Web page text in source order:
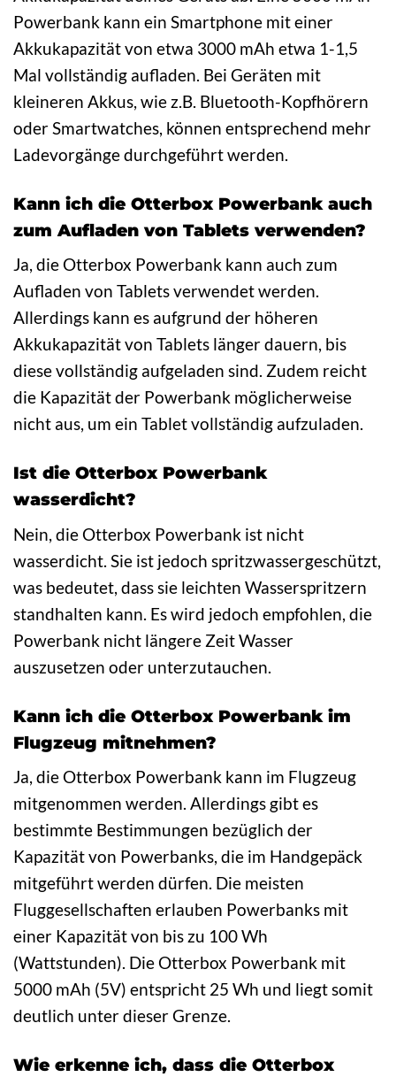
Powerbank kann ein Smartphone mit einer
Akkukapazität von etwa 3000 mAh etwa 1-1,5
Mal vollständig aufladen. Bei Geräten mit
kleineren Akkus, wie z.B. Bluetooth-Kopfhörern
oder Smartwatches, können entsprechend mehr
Ladevorgänge durchgeführt werden.
Kann ich die Otterbox Powerbank auch
zum Aufladen von Tablets verwenden?
Ja, die Otterbox Powerbank kann auch zum
Aufladen von Tablets verwendet werden.
Allerdings kann es aufgrund der höheren
Akkukapazität von Tablets länger dauern, bis
diese vollständig aufgeladen sind. Zudem reicht
die Kapazität der Powerbank möglicherweise
nicht aus, um ein Tablet vollständig aufzuladen.
Ist die Otterbox Powerbank
wasserdicht?
Nein, die Otterbox Powerbank ist nicht
wasserdicht. Sie ist jedoch spritzwassergeschützt,
was bedeutet, dass sie leichten Wasserspritzern
standhalten kann. Es wird jedoch empfohlen, die
Powerbank nicht längere Zeit Wasser
auszusetzen oder unterzutauchen.
Kann ich die Otterbox Powerbank im
Flugzeug mitnehmen?
Ja, die Otterbox Powerbank kann im Flugzeug
mitgenommen werden. Allerdings gibt es
bestimmte Bestimmungen bezüglich der
Kapazität von Powerbanks, die im Handgepäck
mitgeführt werden dürfen. Die meisten
Fluggesellschaften erlauben Powerbanks mit
einer Kapazität von bis zu 100 Wh
(Wattstunden). Die Otterbox Powerbank mit
5000 mAh (5V) entspricht 25 Wh und liegt somit
deutlich unter dieser Grenze.
Wie erkenne ich, dass die Otterbox